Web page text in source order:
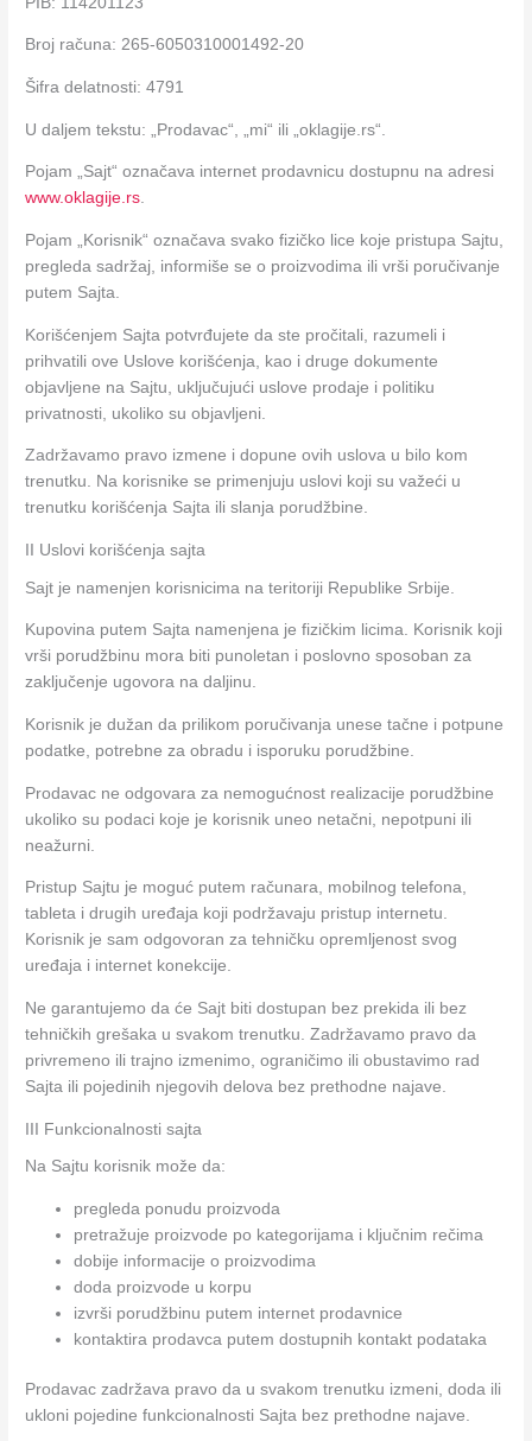
Broj računa: 265-6050310001492-20
Šifra delatnosti: 4791
U daljem tekstu: „Prodavac“, „mi“ ili „oklagije.rs“.
Pojam „Sajt“ označava internet prodavnicu dostupnu na adresi
www.oklagije.rs.
Pojam „Korisnik“ označava svako fizičko lice koje pristupa Sajtu,
pregleda sadržaj, informiše se o proizvodima ili vrši poručivanje
putem Sajta.
Korišćenjem Sajta potvrđujete da ste pročitali, razumeli i
prihvatili ove Uslove korišćenja, kao i druge dokumente
objavljene na Sajtu, uključujući uslove prodaje i politiku
privatnosti, ukoliko su objavljeni.
Zadržavamo pravo izmene i dopune ovih uslova u bilo kom
trenutku. Na korisnike se primenjuju uslovi koji su važeći u
trenutku korišćenja Sajta ili slanja porudžbine.
II Uslovi korišćenja sajta
Sajt je namenjen korisnicima na teritoriji Republike Srbije.
Kupovina putem Sajta namenjena je fizičkim licima. Korisnik koji
vrši porudžbinu mora biti punoletan i poslovno sposoban za
zaključenje ugovora na daljinu.
Korisnik je dužan da prilikom poručivanja unese tačne i potpune
podatke, potrebne za obradu i isporuku porudžbine.
Prodavac ne odgovara za nemogućnost realizacije porudžbine
ukoliko su podaci koje je korisnik uneo netačni, nepotpuni ili
neažurni.
Pristup Sajtu je moguć putem računara, mobilnog telefona,
tableta i drugih uređaja koji podržavaju pristup internetu.
Korisnik je sam odgovoran za tehničku opremljenost svog
uređaja i internet konekcije.
Ne garantujemo da će Sajt biti dostupan bez prekida ili bez
tehničkih grešaka u svakom trenutku. Zadržavamo pravo da
privremeno ili trajno izmenimo, ograničimo ili obustavimo rad
Sajta ili pojedinih njegovih delova bez prethodne najave.
III Funkcionalnosti sajta
Na Sajtu korisnik može da:
pregleda ponudu proizvoda
pretražuje proizvode po kategorijama i ključnim rečima
dobije informacije o proizvodima
doda proizvode u korpu
izvrši porudžbinu putem internet prodavnice
kontaktira prodavca putem dostupnih kontakt podataka
Prodavac zadržava pravo da u svakom trenutku izmeni, doda ili
ukloni pojedine funkcionalnosti Sajta bez prethodne najave.